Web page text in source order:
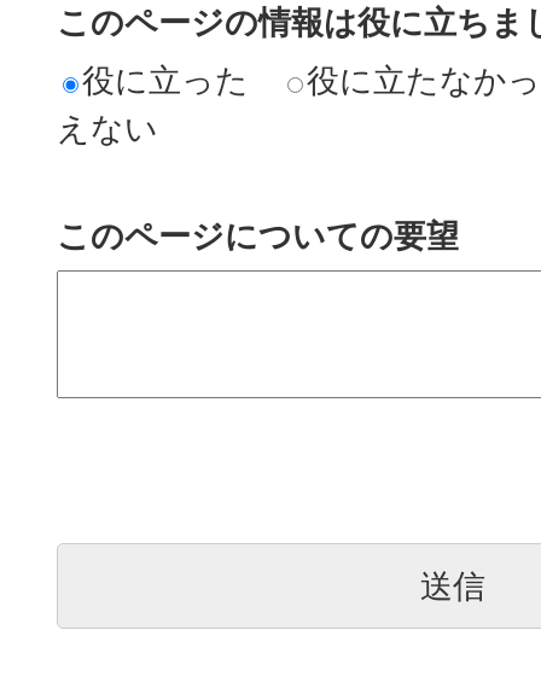
このページの情報は役に立ちま
役に立った
役に立たなか
えない
このページについての要望